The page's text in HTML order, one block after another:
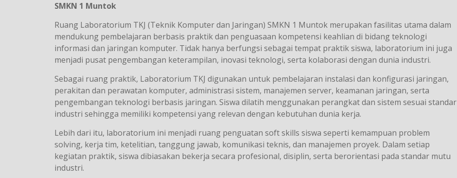
SMKN 1 Muntok
Ruang Laboratorium TKJ (Teknik Komputer dan Jaringan) SMKN 1 Muntok merupakan fasilitas utama dalam
mendukung pembelajaran berbasis praktik dan penguasaan kompetensi keahlian di bidang teknologi
informasi dan jaringan komputer. Tidak hanya berfungsi sebagai tempat praktik siswa, laboratorium ini juga
menjadi pusat pengembangan keterampilan, inovasi teknologi, serta kolaborasi dengan dunia industri.
Sebagai ruang praktik, Laboratorium TKJ digunakan untuk pembelajaran instalasi dan konfigurasi jaringan,
perakitan dan perawatan komputer, administrasi sistem, manajemen server, keamanan jaringan, serta
pengembangan teknologi berbasis jaringan. Siswa dilatih menggunakan perangkat dan sistem sesuai standar
industri sehingga memiliki kompetensi yang relevan dengan kebutuhan dunia kerja.
Lebih dari itu, laboratorium ini menjadi ruang penguatan soft skills siswa seperti kemampuan problem
solving, kerja tim, ketelitian, tanggung jawab, komunikasi teknis, dan manajemen proyek. Dalam setiap
kegiatan praktik, siswa dibiasakan bekerja secara profesional, disiplin, serta berorientasi pada standar mutu
industri.